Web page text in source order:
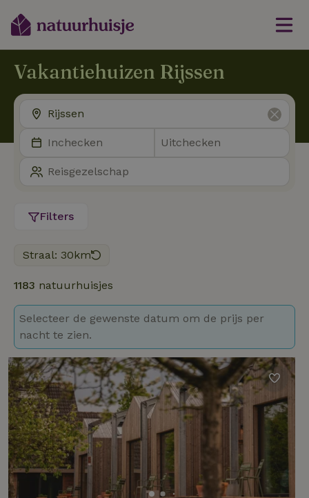
Vakantiehuizen Rijssen
Filters
Straal: 30km
1183 natuurhuisjes
Selecteer de gewenste datum om de prijs per
nacht te zien.